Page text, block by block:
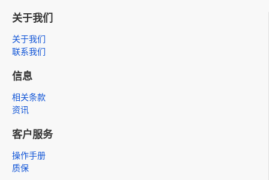
关于我们
关于我们
联系我们
信息
相关条款
资讯
客户服务
操作手册
质保